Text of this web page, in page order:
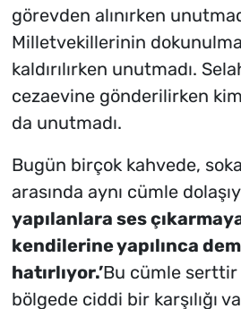
görevden alınırken
Milletvekillerinin
kaldırılırken unutmadı.
cezaevine gönderilirken
da unutmadı.
Bugün birçok kahvede,
arasında aynı cümle
yapılanlara ses
kendilerine yapılınca
hatırlıyor.’Bu cümle serttir
bölgede ciddi bir karşılığı